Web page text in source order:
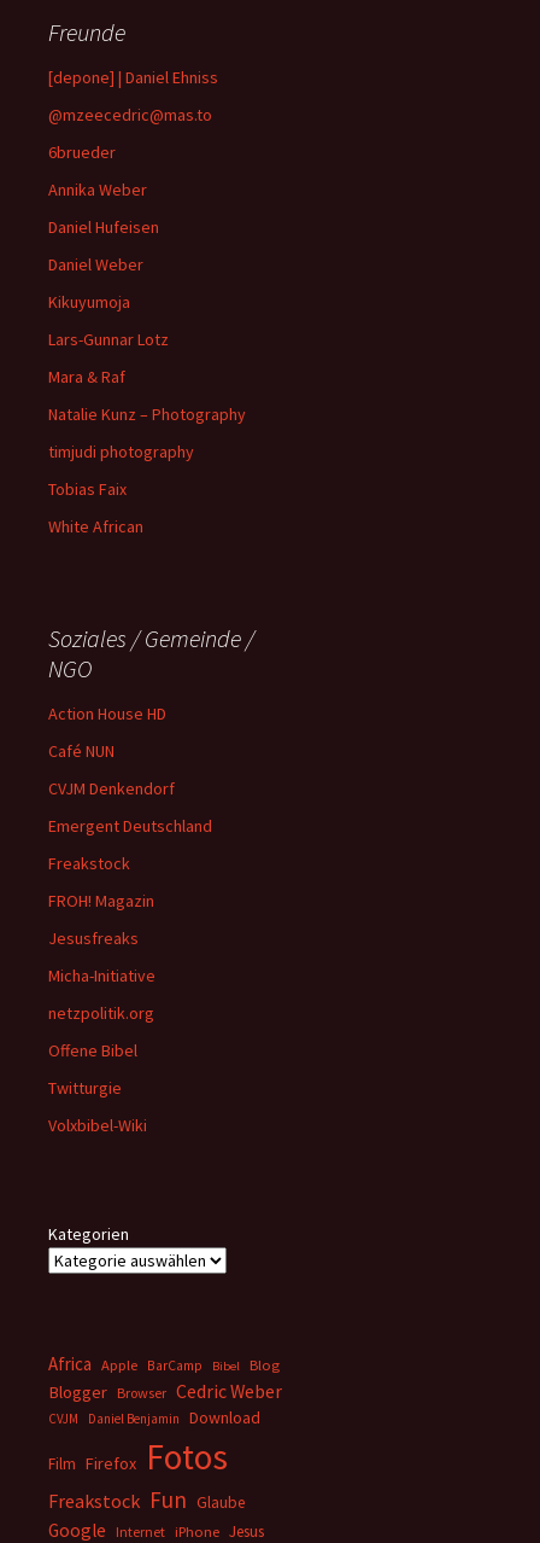
Freunde
[depone] | Daniel Ehniss
@mzeecedric@mas.to
6brueder
Annika Weber
Daniel Hufeisen
Daniel Weber
Kikuyumoja
Lars-Gunnar Lotz
Mara & Raf
Natalie Kunz – Photography
timjudi photography
Tobias Faix
White African
Soziales / Gemeinde /
NGO
Action House HD
Café NUN
CVJM Denkendorf
Emergent Deutschland
Freakstock
FROH! Magazin
Jesusfreaks
Micha-Initiative
netzpolitik.org
Offene Bibel
Twitturgie
Volxbibel-Wiki
Kategorien
Africa Apple BarCamp Bibel Blog
Blogger Browser Cedric Weber
CVJM Daniel Benjamin Download
Film Firefox Fotos
Freakstock Fun Glaube
Google Internet iPhone Jesus